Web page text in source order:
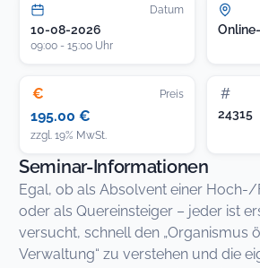
Datum
10-08-2026
09:00 - 15:00 Uhr
€ Preis
195.00 €
zzgl. 19% MwSt.
#
24315
Seminar-Informationen
Egal, ob als Absolvent einer
oder als Quereinsteiger – jeder ist
versucht, schnell den „Organismus
Verwaltung“ zu verstehen und die